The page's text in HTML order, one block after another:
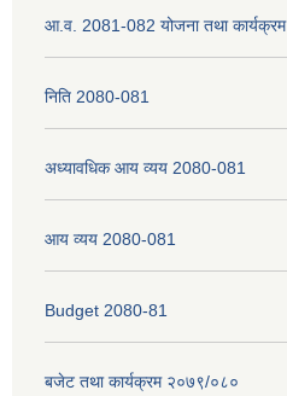
आ.व. 2081-082 योजना तथा कार्यक्रम
निति 2080-081
अध्यावधिक आय व्यय 2080-081
आय व्यय 2080-081
Budget 2080-81
बजेट तथा कार्यक्रम २०७९/०८०